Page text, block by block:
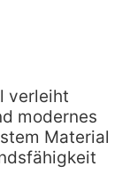
verleiht
modernes
Material